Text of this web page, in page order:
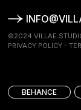
©2024 VILLAE
PRIVACY POLICY -
BEHANCE